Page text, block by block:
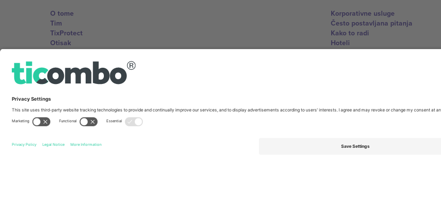
O tome
Tim
TixProtect
Otisak
Uslovi za korištenje
Partnerski program
Korporativne usluge
Često postavljana pitanja
Kako to radi
Hoteli
World Cup centar